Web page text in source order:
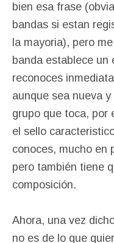
bien esa frase
bandas si estan
la mayoria), pero
banda establece un
reconoces
aunque sea nueva
grupo que toca, por
el sello
conoces, mucho en
pero también tiene
composición.
Ahora, una vez
no es de lo que